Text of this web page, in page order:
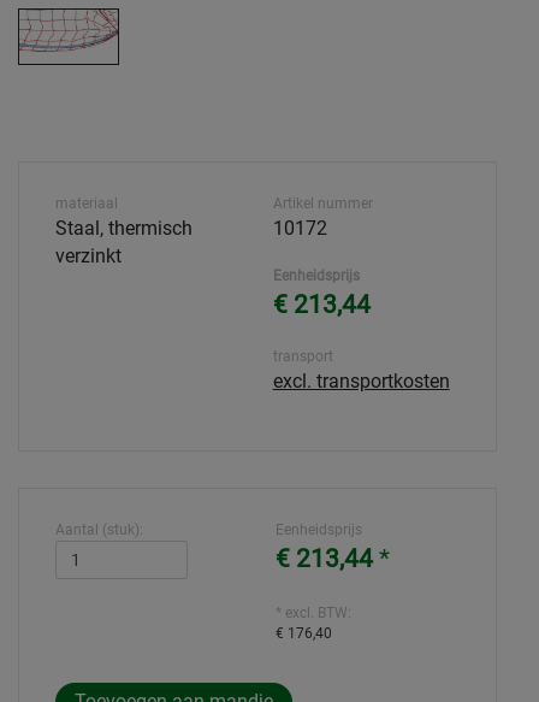
materiaal
Staal, thermisch
verzinkt
Artikel nummer
10172
Eenheidsprijs
€ 213,44
transport
excl. transportkosten
Aantal (stuk): Eenheidsprijs
€ 213,44*
* excl. BTW:
€ 176,40